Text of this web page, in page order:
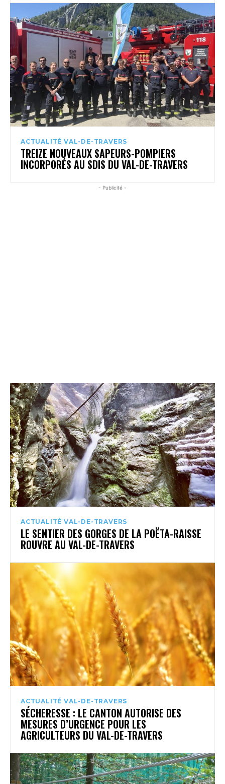
ACTUALITÉ VAL-DE-TRAVERS
TREIZE NOUVEAUX SAPEURS-POMPIERS
INCORPORÉS AU SDIS DU VAL-DE-TRAVERS
- Publicité -
ACTUALITÉ VAL-DE-TRAVERS
LE SENTIER DES GORGES DE LA POËTA-RAISSE
ROUVRE AU VAL-DE-TRAVERS
ACTUALITÉ VAL-DE-TRAVERS
SÉCHERESSE : LE CANTON AUTORISE DES
MESURES D’URGENCE POUR LES
AGRICULTEURS DU VAL-DE-TRAVERS